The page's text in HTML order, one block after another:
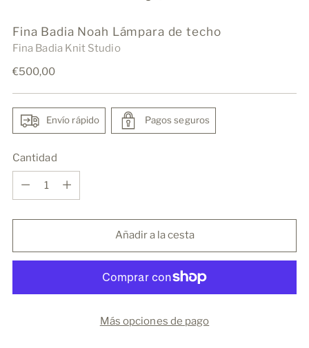
Fina Badia Noah Lámpara de techo
Fina Badia Knit Studio
Precio
€500,00
Envío rápido Pagos seguros
Cantidad
Cantidad
Añadir a la cesta
Más opciones de pago